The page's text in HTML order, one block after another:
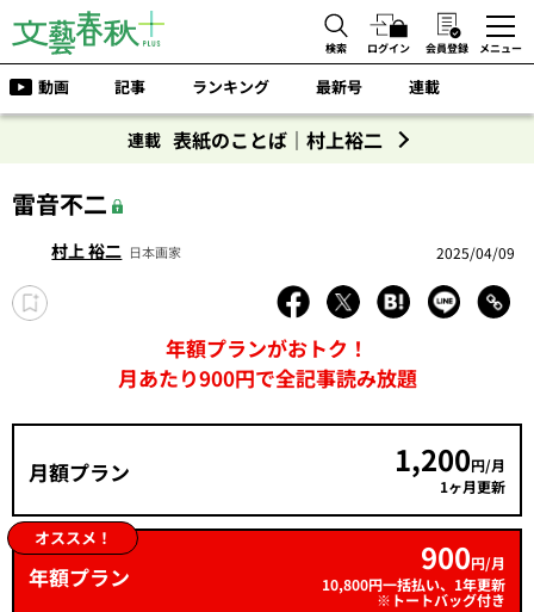
検索 ログイン 会員登録 メニュー
動画 記事 ランキング 最新号 連載
連載 表紙のことば｜村上裕二
雷音不二
村上 裕二 日本画家 2025/04/09
年額プランがおトク！
月あたり900円で全記事読み放題
月額プラン 1,200円/月
1ヶ月更新
オススメ！
年額プラン 900円/月
10,800円一括払い、1年更新
※トートバッグ付き